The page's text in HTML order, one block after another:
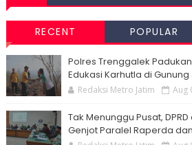
RECENT POPULAR
Polres Trenggalek
Edukasi Karhutla di
Redaksi Metro Jatim Aug
Tak Menunggu Pusat,
Genjot Paralel Raperda